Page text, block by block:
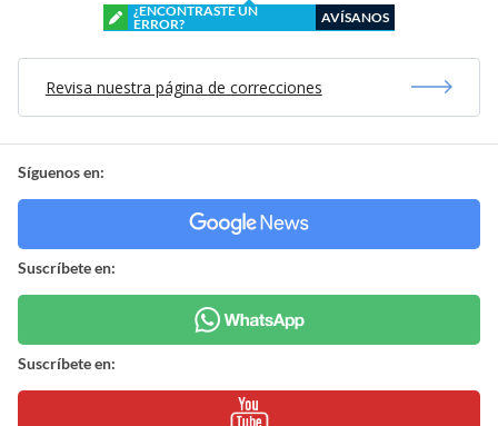
¿ENCONTRASTE UN
ERROR?
AVÍSANOS
Revisa nuestra página de correcciones
Síguenos en:
Suscríbete en:
Suscríbete en: